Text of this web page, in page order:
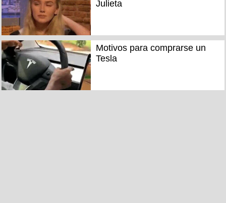
Julieta
Motivos para comprarse un
Tesla